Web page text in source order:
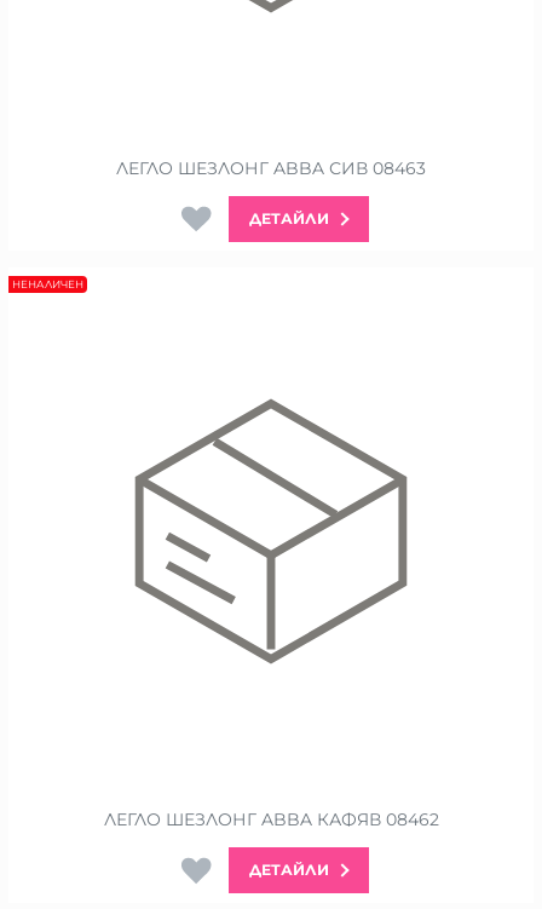
ЛЕГЛО ШЕЗЛОНГ ABBA СИВ 08463
ДЕТАЙЛИ
ЛЕГЛО ШЕЗЛОНГ ABBA КАФЯВ 08462
ДЕТАЙЛИ
НЕНАЛИЧЕН